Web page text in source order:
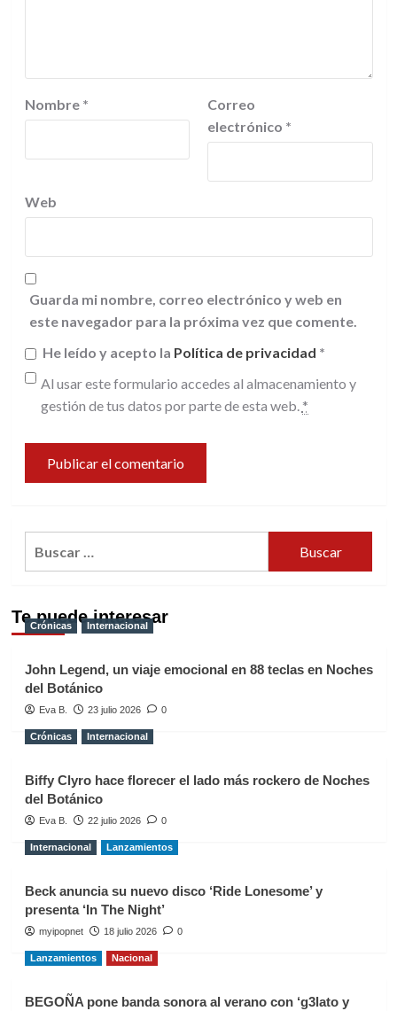
Nombre *
Correo
electrónico *
Web
Guarda mi nombre, correo electrónico y web en
este navegador para la próxima vez que comente.
He leído y acepto la Política de privacidad *
Al usar este formulario accedes al almacenamiento y
gestión de tus datos por parte de esta web. *
Te puede interesar
Crónicas Internacional
John Legend, un viaje emocional en 88 teclas en Noches
del Botánico
Eva B. 23 julio 2026 0
Crónicas Internacional
Biffy Clyro hace florecer el lado más rockero de Noches
del Botánico
Eva B. 22 julio 2026 0
Internacional Lanzamientos
Beck anuncia su nuevo disco ‘Ride Lonesome’ y
presenta ‘In The Night’
myipopnet 18 julio 2026 0
Lanzamientos Nacional
BEGOÑA pone banda sonora al verano con ‘g3lato y